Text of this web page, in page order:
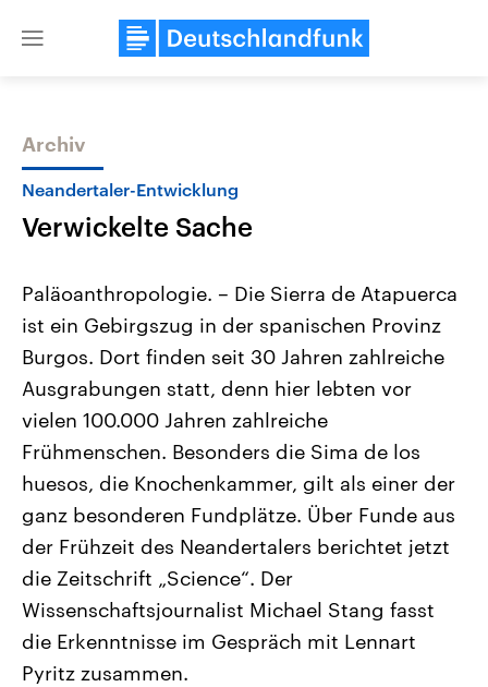
Close
Themen
Landtagswahl Sachsen-Anhalt
2026
Alle Informationen
Sachsen-Anhalt wählt am 6.
September 2026 einen neuen
Bundesland von einer Koalition aus
Umfragen, Prognosen,
Wahlprogramme, aktuelle Berichte
und Hintergründe zu den Parteien
und Kandidaten der anstehenden
Wahl.
USA
Aktuelle Beiträge,
Hintergründe
Wirtschaftlich und
gehören die Vereinigten
mit großem Einfluss auf
aktuelle Weltgeschehen.
Sendungen Programm Podcasts
Audio-Archiv
Archiv
Neandertaler-Entwicklung
Verwickelte Sache
Paläoanthropologie. – Die Sierra de Atapuerca
ist ein Gebirgszug in der spanischen Provinz
Burgos. Dort finden seit 30 Jahren zahlreiche
Ausgrabungen statt, denn hier lebten vor
vielen 100.000 Jahren zahlreiche
Frühmenschen. Besonders die Sima de los
huesos, die Knochenkammer, gilt als einer der
ganz besonderen Fundplätze. Über Funde aus
der Frühzeit des Neandertalers berichtet jetzt
die Zeitschrift „Science“. Der
Wissenschaftsjournalist Michael Stang fasst
die Erkenntnisse im Gespräch mit Lennart
Pyritz zusammen.